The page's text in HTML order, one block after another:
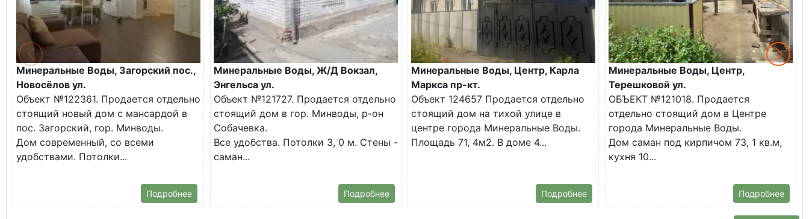
Минеральные Воды, Загорский пос.,
Новосёлов ул.
Объект №122361. Продается отдельно
стоящий новый дом с мансардой в
пос. Загорский, гор. Минводы.
Дом современный, со всеми
удобствами. Потолки...
Подробнее
Минеральные Воды, Ж/Д Вокзал,
Энгельса ул.
Объект №121727. Продается отдельно
стоящий дом в гор. Минводы, р-он
Собачевка.
Все удобства. Потолки 3, 0 м. Стены -
саман...
Подробнее
Минеральные Воды, Центр, Карла
Маркса пр-кт.
Объект 124657 Продается отдельно
стоящий дом на тихой улице в
центре города Минеральные Воды.
Площадь 71, 4м2. В доме 4...
Подробнее
Минеральные Воды, Центр,
Терешковой ул.
ОБЪЕКТ №121018. Продается
отдельно стоящий дом в Центре
города Минеральные Воды.
Дом саман под кирпичом 73, 1 кв.м,
кухня 10...
Подробнее